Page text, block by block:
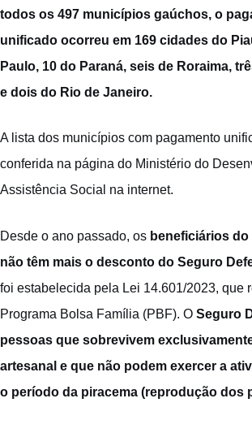
todos os 497 municípios gaúchos, o
unificado ocorreu em 169 cidades do
Paulo, 10 do Paraná, seis de Roraima,
e dois do Rio de Janeiro.
A lista dos municípios com pagamento
conferida na página do Ministério do
Assistência Social na internet.
Desde o ano passado, os beneficiários
não têm mais o desconto do Seguro
foi estabelecida pela Lei 14.601/2023, que
Programa Bolsa Família (PBF). O Seguro
pessoas que sobrevivem
artesanal e que não podem exercer a
o período da piracema (reprodução dos